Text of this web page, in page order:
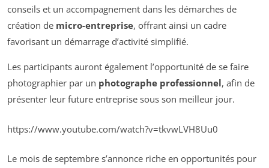
conseils et un accompagnement dans les démarches de
création de micro-entreprise, offrant ainsi un cadre
favorisant un démarrage d’activité simplifié.
Les participants auront également l’opportunité de se faire
photographier par un photographe professionnel, afin de
présenter leur future entreprise sous son meilleur jour.
https://www.youtube.com/watch?v=tkvwLVH8Uu0
Le mois de septembre s’annonce riche en opportunités pour